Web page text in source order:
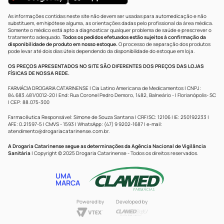
As informações contidas neste site não devem ser usadas para automedicação e não
substituem, em hipótese alguma, as orientações dadas pelo profissional da área médica.
Somente o médico está apto a diagnosticar qualquer problema de saúde e prescrever o
tratamento adequado. Todos os pedidos efetuados estão sujeitos à confirmação da
disponibilidade de produto em nosso estoque.O processo de separação dos produtos
pode levar até dois dias úteis dependendo da disponibilidade do estoque em loja.
OS PREÇOS APRESENTADOS NO SITE SÃO DIFERENTES DOS PREÇOS DAS LOJAS
FÍSICAS DE NOSSA REDE.
FARMÁCIA DROGARIA CATARINENSE | Cia Latino Americana de Medicamentos | CNPJ:
84.683.481/0012-20 | End: Rua Coronel Pedro Demoro, 1482, Balneário - | Florianópolis- SC
| CEP: 88.075-300
Farmacêutica Responsável: Simone de Souza Santana | CRF/SC: 12106 | IE: 250192233 |
AFE: 0.21597-5 | CMVS - 1593 | WhatsApp: (47) 9 9202-1687 | e-mail:
atendimento@drogariacatarinense.com.br.
A Drogaria Catarinense segue as determinações da Agência Nacional de Vigilância
Sanitária | Copyright © 2025 Drogaria Catarinense - Todos os direitos reservados.
UMA
MARCA
Powered by Developed by